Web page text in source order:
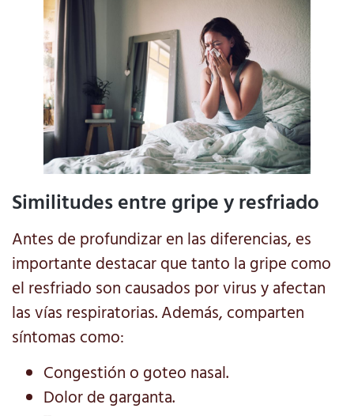
Similitudes entre gripe y resfriado
Antes de profundizar en las diferencias, es
importante destacar que tanto la gripe como
el resfriado son causados por virus y afectan
las vías respiratorias. Además, comparten
síntomas como:
Congestión o goteo nasal.
Dolor de garganta.